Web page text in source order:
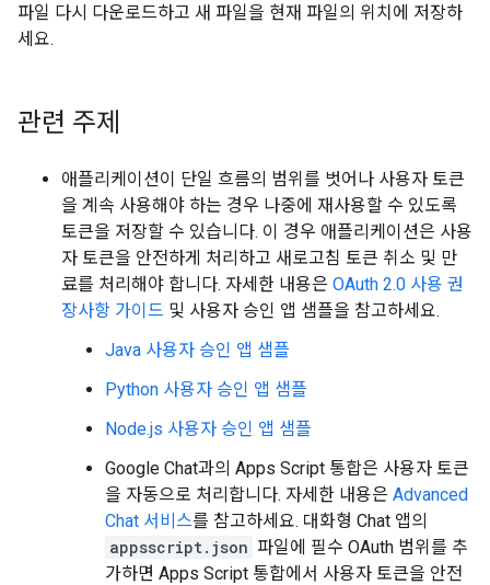
파일 다시 다운로드하고 새 파일을 현재 파일의 위치에 저장하
세요.
관련 주제
애플리케이션이 단일 흐름의 범위를 벗어나 사용자 토큰
을 계속 사용해야 하는 경우 나중에 재사용할 수 있도록
토큰을 저장할 수 있습니다. 이 경우 애플리케이션은 사용
자 토큰을 안전하게 처리하고 새로고침 토큰 취소 및 만
료를 처리해야 합니다. 자세한 내용은 OAuth 2.0 사용 권
장사항 가이드 및 사용자 승인 앱 샘플을 참고하세요.
Java 사용자 승인 앱 샘플
Python 사용자 승인 앱 샘플
Node.js 사용자 승인 앱 샘플
Google Chat과의 Apps Script 통합은 사용자 토큰
을 자동으로 처리합니다. 자세한 내용은 Advanced
Chat 서비스를 참고하세요. 대화형 Chat 앱의
appsscript.json 파일에 필수 OAuth 범위를 추
가하면 Apps Script 통합에서 사용자 토큰을 안전